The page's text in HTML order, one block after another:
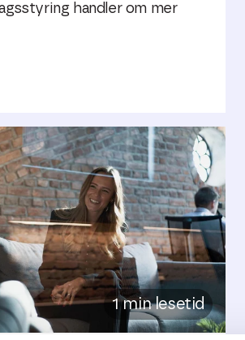
handler om mer
1 min lesetid